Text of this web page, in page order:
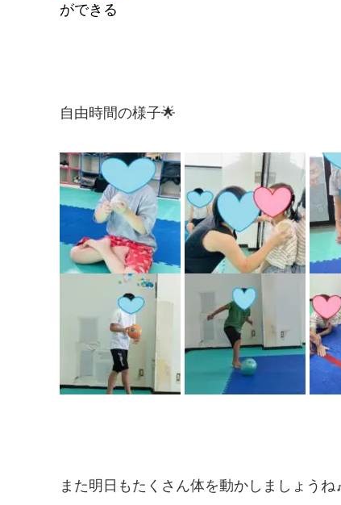
ができる
自由時間の様子🌟
また明日もたくさん体を動かしましょうね